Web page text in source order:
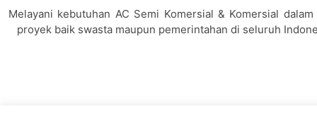
Melayani kebutuhan AC Semi Komersial & Komersial dalam
proyek baik swasta maupun pemerintahan di seluruh